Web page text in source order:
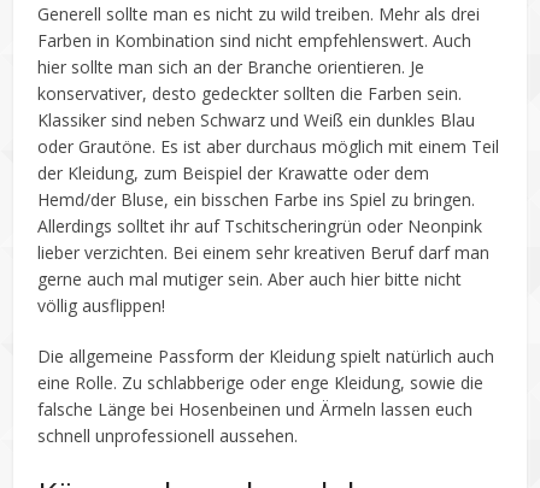
Generell sollte man es nicht zu wild treiben. Mehr als drei
Farben in Kombination sind nicht empfehlenswert. Auch
hier sollte man sich an der Branche orientieren. Je
konservativer, desto gedeckter sollten die Farben sein.
Klassiker sind neben Schwarz und Weiß ein dunkles Blau
oder Grautöne. Es ist aber durchaus möglich mit einem Teil
der Kleidung, zum Beispiel der Krawatte oder dem
Hemd/der Bluse, ein bisschen Farbe ins Spiel zu bringen.
Allerdings solltet ihr auf Tschitscheringrün oder Neonpink
lieber verzichten. Bei einem sehr kreativen Beruf darf man
gerne auch mal mutiger sein. Aber auch hier bitte nicht
völlig ausflippen!
Die allgemeine Passform der Kleidung spielt natürlich auch
eine Rolle. Zu schlabberige oder enge Kleidung, sowie die
falsche Länge bei Hosenbeinen und Ärmeln lassen euch
schnell unprofessionell aussehen.